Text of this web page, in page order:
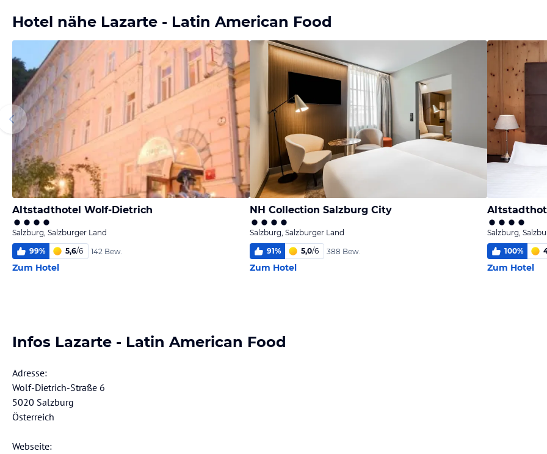
Hotel nähe Lazarte - Latin American Food
Altstadthotel Wolf-Dietrich
Salzburg, Salzburger Land
99% 5,6/6 142 Bew.
Zum Hotel
NH Collection Salzburg City
Salzburg, Salzburger Land
91% 5,0/6 388 Bew.
Zum Hotel
Salzburg,
100%
Zum Hotel
Infos Lazarte - Latin American Food
Adresse:
Wolf-Dietrich-Straße 6
5020 Salzburg
Österreich
Webseite: